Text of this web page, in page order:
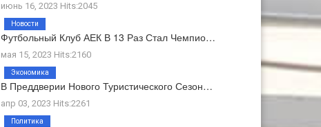
июнь 16, 2023 Hits:2045
Футбольный Клуб АЕК В 13 Раз Стал Чемпио…
мая 15, 2023 Hits:2160
Новости
В Преддверии Нового Туристического Сезон…
апр 03, 2023 Hits:2261
Экономика
Политика